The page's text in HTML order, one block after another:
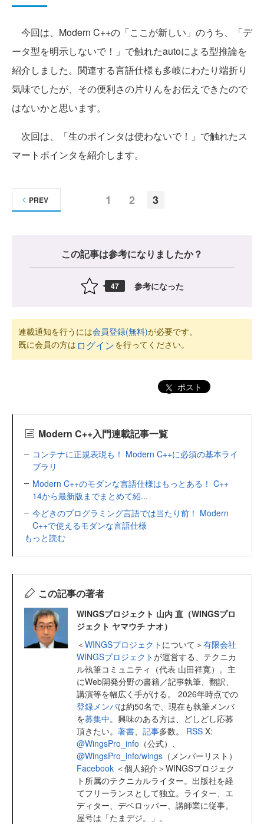
今回は、Modern C++の「ここが新しい」のうち、「デ
ータ型を明示しないで！」で触れたautoによる型推論を
紹介しました。関連する言語仕様も多岐にわたり端折り
気味でしたが、その便利さの片りんをお伝えできたので
はないかと思います。
次回は、「生のポインタは使わないで！」で触れたス
マートポインタを紹介します。
1 2 3
PREV
この記事は参考になりましたか？
47 参考になった
連載通知を行うには会員登録(無料)が必要です。
既に会員の方は ログインを行ってください。
ポスト
Modern C++入門連載記事一覧
コンテナに正規表現も！ Modern C++に必須の基本ライ
ブラリ
Modern C++のモダンな言語仕様はもっとある！ C++
14から最新版までまとめて紹...
今どきのプログラミング言語では当たり前！ Modern
C++で使えるモダンな言語仕様
もっと読む
この記事の著者
WINGSプロジェクト 山内 直（WINGSプロ
ジェクト ヤマウチ ナオ）
＜WINGSプロジェクト について＞有限会社
WINGSプロジェクトが運営する、テクニカ
ル執筆コミュニティ（代表 山田祥寛）。主
にWeb開発分野の書籍／記事執筆、翻訳、
講演等を幅広く手がける。 2026年時点での
登録メンバは約50名で、現在も執筆メンバ
を募集中。興味のある方は、どしどし応募
頂きたい。 著書 記事多数。 RSS X:
@WingsPro_info （公式）、
@WingsPro_info/wings （メンバーリスト）
Facebook ＜個人紹介＞WINGSプロジェク
ト所属のテクニカルライター。出版社を経
てフリーランスとして独立。ライター、エ
ディター、デベロッパー、講師業に従事。
屋号は「たまデジ。」。